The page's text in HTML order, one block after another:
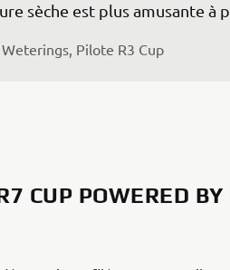
sèche est plus amusante à
Pilote R3 Cup
CUP POWERED BY